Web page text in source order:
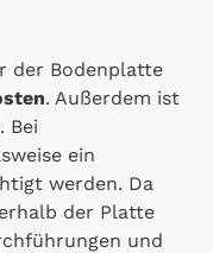
der Bodenplatte
. Außerdem ist
Bei
ein
werden. Da
der Platte
und